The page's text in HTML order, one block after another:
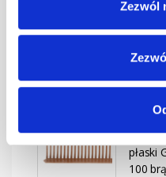
Zezwól
płaski
płaski
100